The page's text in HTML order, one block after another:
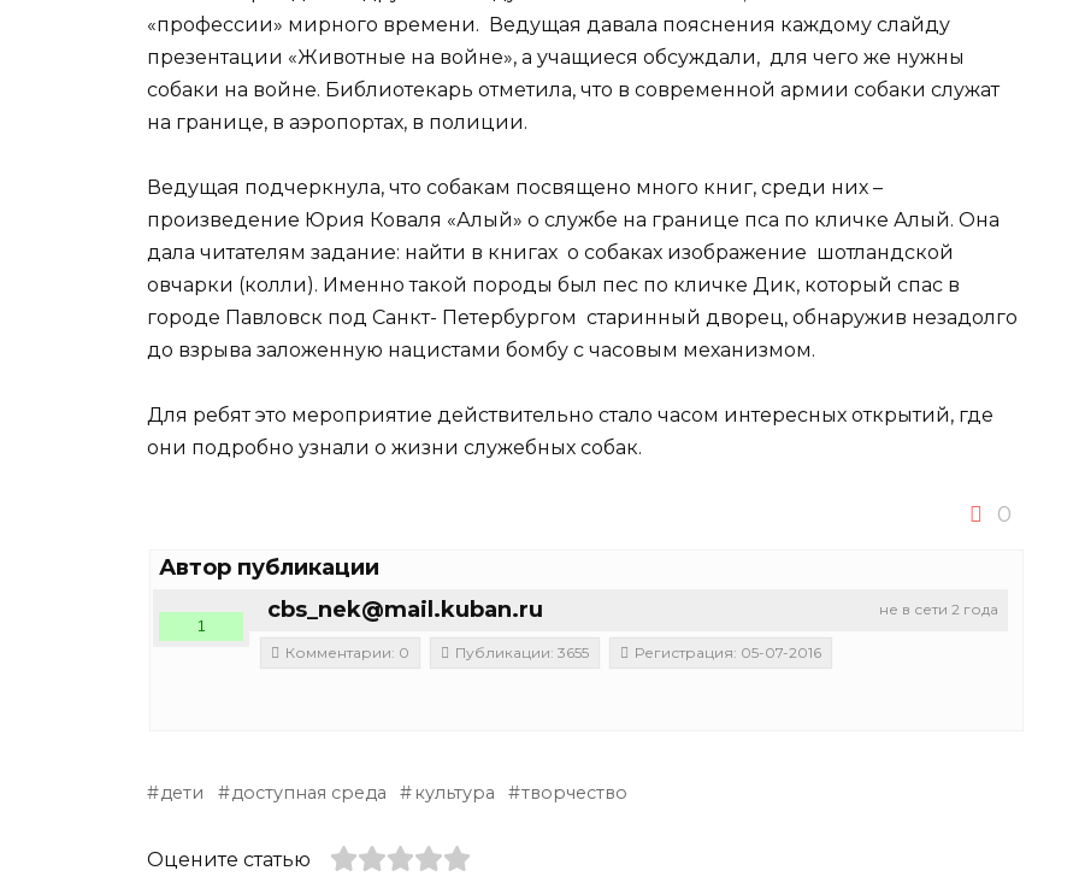
«профессии» мирного времени. Ведущая давала пояснения каждому слайду
презентации «Животные на войне», а учащиеся обсуждали, для чего же нужны
собаки на войне. Библиотекарь отметила, что в современной армии собаки служат
на границе, в аэропортах, в полиции.
Ведущая подчеркнула, что собакам посвящено много книг, среди них –
произведение Юрия Коваля «Алый» о службе на границе пса по кличке Алый. Она
дала читателям задание: найти в книгах о собаках изображение шотландской
овчарки (колли). Именно такой породы был пес по кличке Дик, который спас в
городе Павловск под Санкт- Петербургом старинный дворец, обнаружив незадолго
до взрыва заложенную нацистами бомбу с часовым механизмом.
Для ребят это мероприятие действительно стало часом интересных открытий, где
они подробно узнали о жизни служебных собак.
0
Автор публикации
не в сети 2 года
cbs_nek@mail.kuban.ru
1
Комментарии: 0 Публикации: 3655 Регистрация: 05-07-2016
дети доступная среда культура творчество
Оцените статью